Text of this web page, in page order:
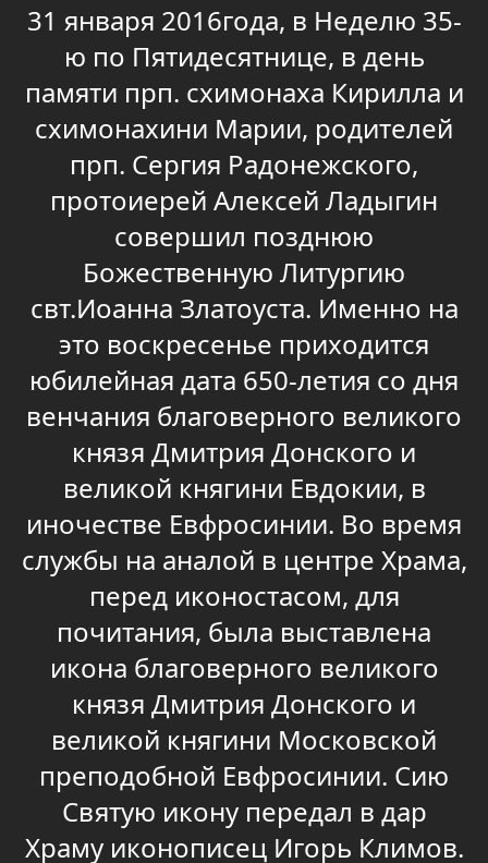
31 января 2016года, в Неделю 35-
ю по Пятидесятнице, в день
памяти прп. схимонаха Кирилла и
схимонахини Марии, родителей
прп. Сергия Радонежского,
протоиерей Алексей Ладыгин
совершил позднюю
Божественную Литургию
свт.Иоанна Златоуста. Именно на
это воскресенье приходится
юбилейная дата 650-летия со дня
венчания благоверного великого
князя Дмитрия Донского и
великой княгини Евдокии, в
иночестве Евфросинии. Во время
службы на аналой в центре Храма,
перед иконостасом, для
почитания, была выставлена
икона благоверного великого
князя Дмитрия Донского и
великой княгини Московской
преподобной Евфросинии. Сию
Святую икону передал в дар
Храму иконописец Игорь Климов.